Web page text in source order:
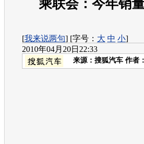
乘联会：今年销
[我来说两句] [字号： 大 中 小]
2010年04月20日22:33
来源： 搜狐汽车 作者